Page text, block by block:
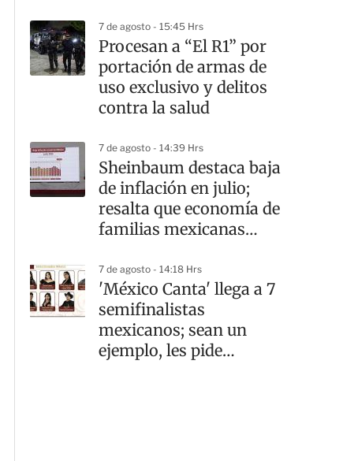
7 de agosto - 15:45 Hrs
Procesan a “El R1” por
portación de armas de
uso exclusivo y delitos
contra la salud
7 de agosto - 14:39 Hrs
Sheinbaum destaca baja
de inflación en julio;
resalta que economía de
familias mexicanas
7 de agosto - 14:18 Hrs
'México Canta' llega a 7
semifinalistas
mexicanos; sean un
ejemplo, les pide